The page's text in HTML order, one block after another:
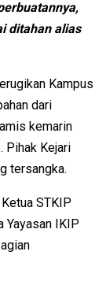
ditahan alias
Kampus
dari
kemarin
Pihak Kejari
tersangka.
STKIP
Yayasan IKIP